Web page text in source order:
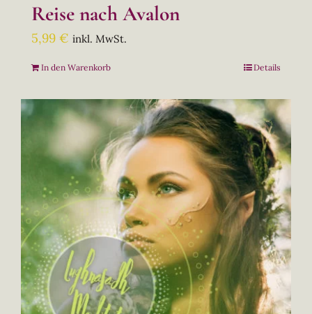
Reise nach Avalon
5,99 € inkl. MwSt.
In den Warenkorb Details